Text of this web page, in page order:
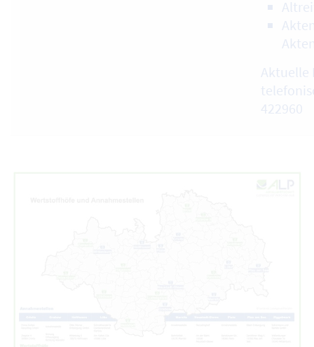
Aktuelle
422960